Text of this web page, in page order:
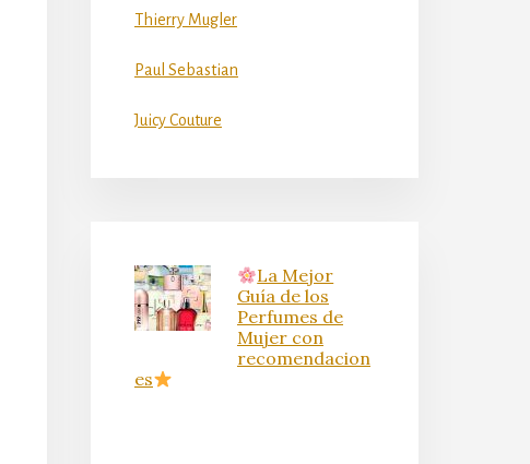
Thierry Mugler
Paul Sebastian
Juicy Couture
La Mejor
Guía de los
Perfumes de
Mujer con
recomendacion
es